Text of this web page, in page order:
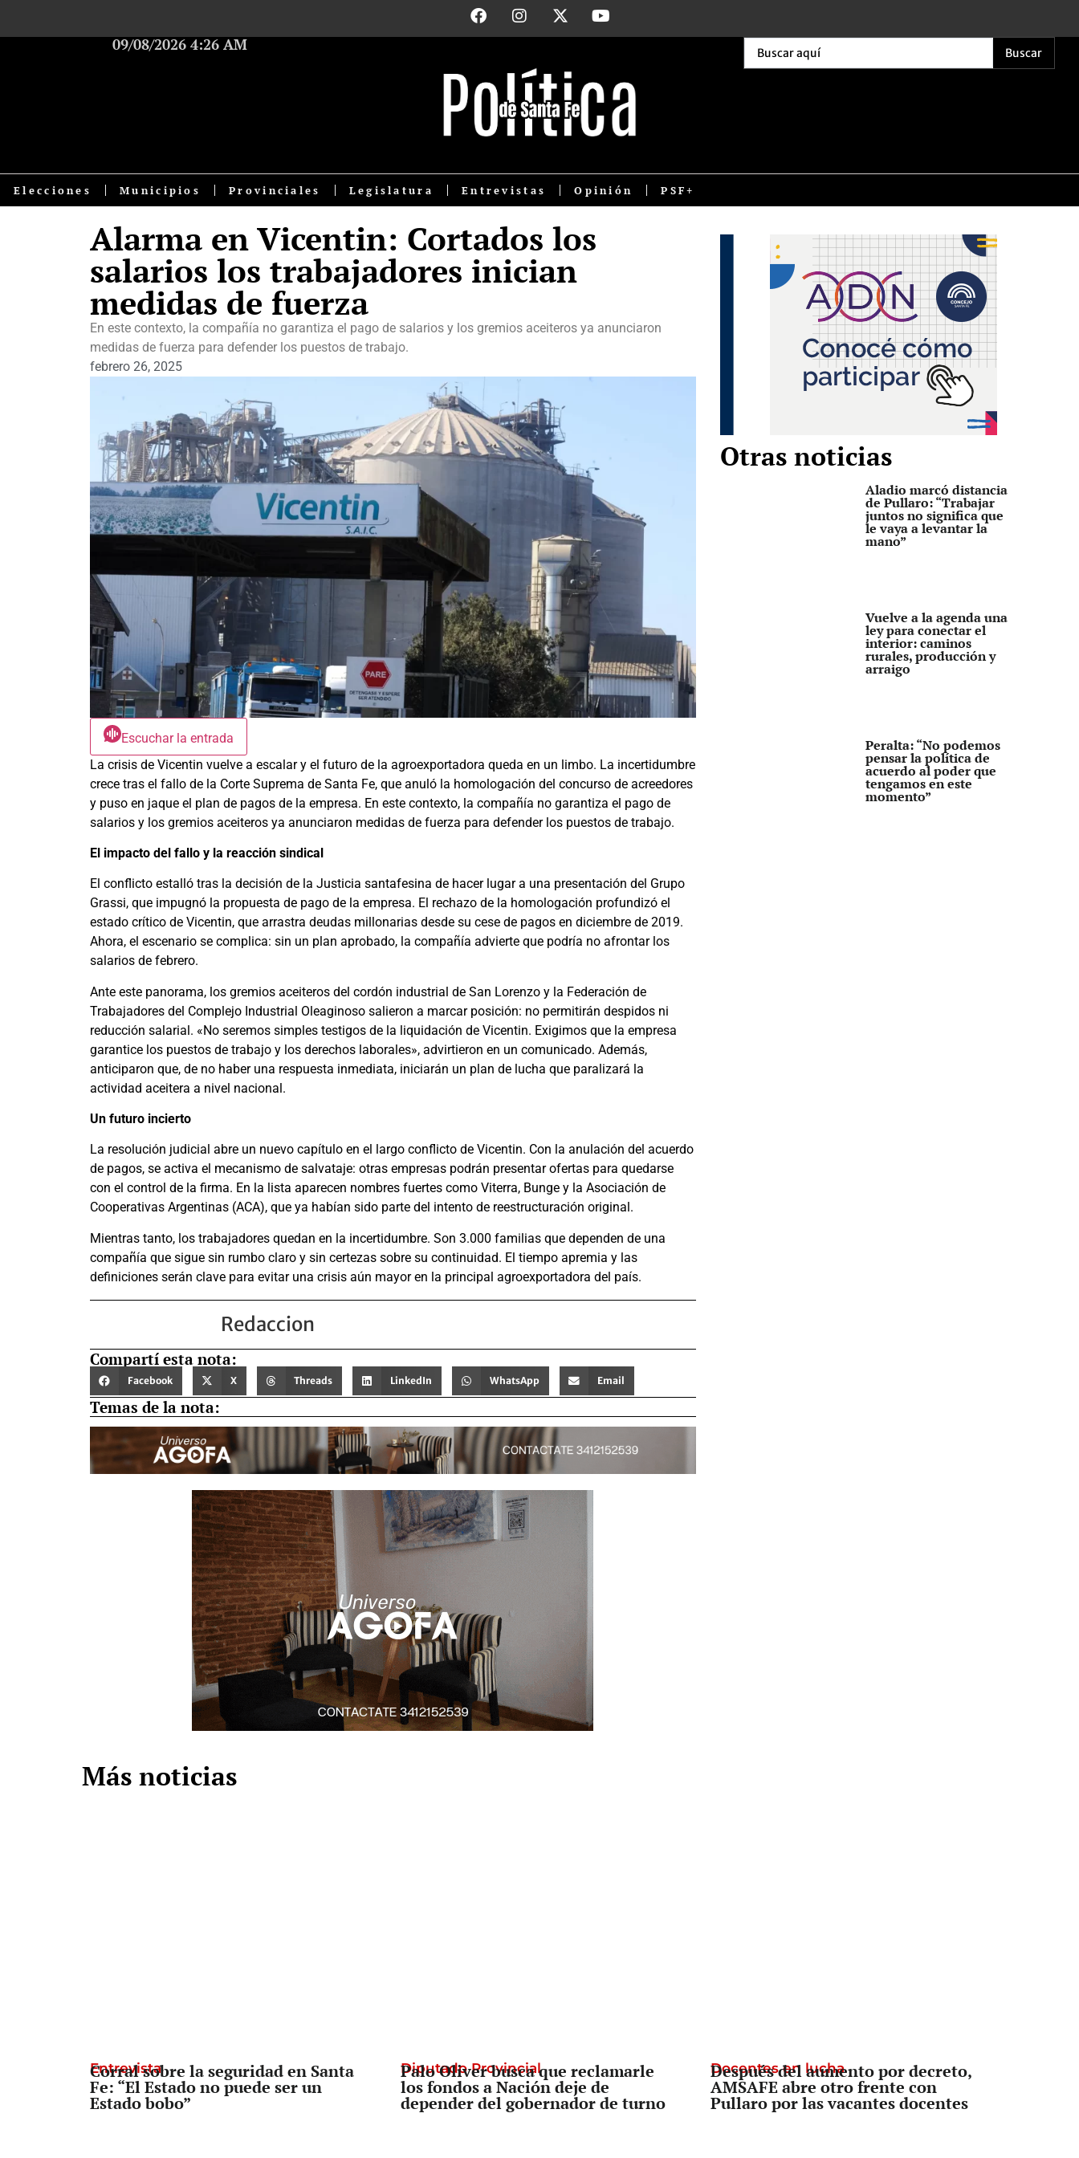
09/08/2026 4:26 AM Buscar
Elecciones Municipios Provinciales Legislatura Entrevistas Opinión PSF+
Alarma en Vicentin: Cortados los
salarios los trabajadores inician
medidas de fuerza
En este contexto, la compañía no garantiza el pago de salarios y los gremios aceiteros ya anunciaron
medidas de fuerza para defender los puestos de trabajo.
febrero 26, 2025
Escuchar la entrada
La crisis de Vicentin vuelve a escalar y el futuro de la agroexportadora queda en un limbo. La incertidumbre
crece tras el fallo de la Corte Suprema de Santa Fe, que anuló la homologación del concurso de acreedores
y puso en jaque el plan de pagos de la empresa. En este contexto, la compañía no garantiza el pago de
salarios y los gremios aceiteros ya anunciaron medidas de fuerza para defender los puestos de trabajo.
El impacto del fallo y la reacción sindical
El conflicto estalló tras la decisión de la Justicia santafesina de hacer lugar a una presentación del Grupo
Grassi, que impugnó la propuesta de pago de la empresa. El rechazo de la homologación profundizó el
estado crítico de Vicentin, que arrastra deudas millonarias desde su cese de pagos en diciembre de 2019.
Ahora, el escenario se complica: sin un plan aprobado, la compañía advierte que podría no afrontar los
salarios de febrero.
Ante este panorama, los gremios aceiteros del cordón industrial de San Lorenzo y la Federación de
Trabajadores del Complejo Industrial Oleaginoso salieron a marcar posición: no permitirán despidos ni
reducción salarial. «No seremos simples testigos de la liquidación de Vicentin. Exigimos que la empresa
garantice los puestos de trabajo y los derechos laborales», advirtieron en un comunicado. Además,
anticiparon que, de no haber una respuesta inmediata, iniciarán un plan de lucha que paralizará la
actividad aceitera a nivel nacional.
Un futuro incierto
La resolución judicial abre un nuevo capítulo en el largo conflicto de Vicentin. Con la anulación del acuerdo
de pagos, se activa el mecanismo de salvataje: otras empresas podrán presentar ofertas para quedarse
con el control de la firma. En la lista aparecen nombres fuertes como Viterra, Bunge y la Asociación de
Cooperativas Argentinas (ACA), que ya habían sido parte del intento de reestructuración original.
Mientras tanto, los trabajadores quedan en la incertidumbre. Son 3.000 familias que dependen de una
compañía que sigue sin rumbo claro y sin certezas sobre su continuidad. El tiempo apremia y las
definiciones serán clave para evitar una crisis aún mayor en la principal agroexportadora del país.
Redaccion
Compartí esta nota:
Facebook X Threads LinkedIn WhatsApp Email
Temas de la nota:
Otras noticias
Aladio marcó distancia
de Pullaro: “Trabajar
juntos no significa que
le vaya a levantar la
mano”
Vuelve a la agenda una
ley para conectar el
interior: caminos
rurales, producción y
arraigo
Peralta: “No podemos
pensar la política de
acuerdo al poder que
tengamos en este
momento”
Más noticias
Entrevista
Corral sobre la seguridad en Santa
Fe: “El Estado no puede ser un
Estado bobo”
Diputado Provincial
Palo Oliver busca que reclamarle
los fondos a Nación deje de
depender del gobernador de turno
Docentes en lucha
Después del aumento por decreto,
AMSAFE abre otro frente con
Pullaro por las vacantes docentes